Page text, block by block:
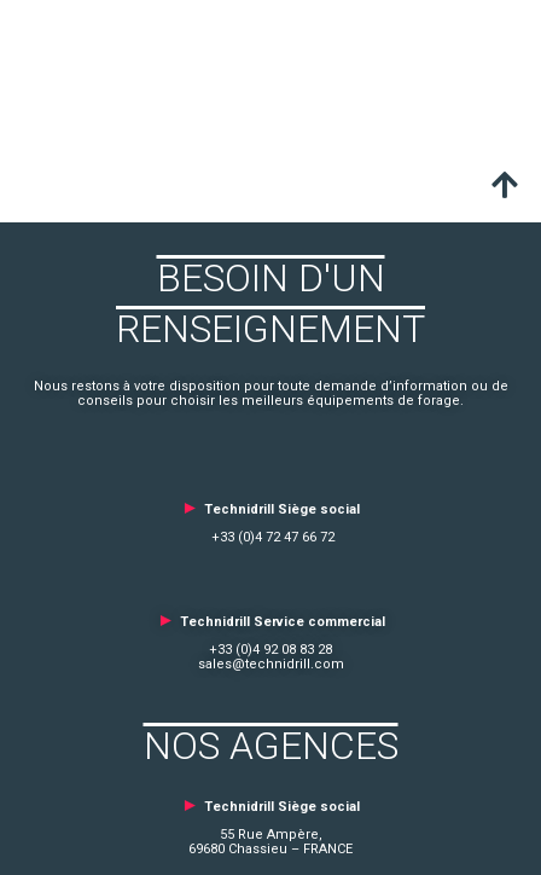
BESOIN D'UN
RENSEIGNEMENT
Nous restons à votre disposition pour toute demande d’information ou de
conseils pour choisir les meilleurs équipements de forage.
► Technidrill Siège social
+33 (0)4 72 47 66 72
► Technidrill Service commercial
+33 (0)4 92 08 83 28
sales@technidrill.com
NOS AGENCES
► Technidrill Siège social
55 Rue Ampère,
69680 Chassieu – FRANCE